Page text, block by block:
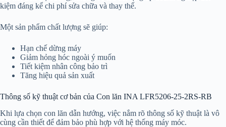
kiệm đáng kể chi phí sửa chữa và thay thế.
Một sản phẩm chất lượng sẽ giúp:
Hạn chế dừng máy
Giảm hỏng hóc ngoài ý muốn
Tiết kiệm nhân công bảo trì
Tăng hiệu quả sản xuất
Thông số kỹ thuật cơ bản của Con lăn INA LFR5206-25-2RS-RB
Khi lựa chọn con lăn dẫn hướng, việc nắm rõ thông số kỹ thuật là vô
cùng cần thiết để đảm bảo phù hợp với hệ thống máy móc.